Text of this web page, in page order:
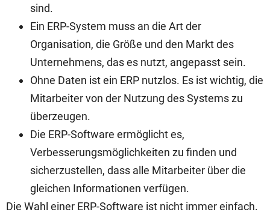
sind.
Ein ERP-System muss an die Art der
Organisation, die Größe und den Markt des
Unternehmens, das es nutzt, angepasst sein.
Ohne Daten ist ein ERP nutzlos. Es ist wichtig, die
Mitarbeiter von der Nutzung des Systems zu
überzeugen.
Die ERP-Software ermöglicht es,
Verbesserungsmöglichkeiten zu finden und
sicherzustellen, dass alle Mitarbeiter über die
gleichen Informationen verfügen.
Die Wahl einer ERP-Software ist nicht immer einfach.